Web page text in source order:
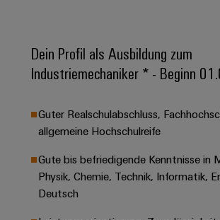
und
Fabrikautomation
Gas
Sicherer
Betrieb
mit
vernetzten
Lösungen
Industrial
Analytics
Automation
IoT
Industrial
Steuerungen
Systeme
Ethernet
Touch-
Trainings
und
Webinare
PSIRT
Digitale
Bestellmöglichkeiten
IIoT
and
Solution
Partner
Solution
Partner
Dein Profil als Ausbildung zum
Industriemechaniker * - Beginn
Guter Realschulabschluss,
allgemeine Hochschulreife
Gute bis befriedigende Kenntnisse in
Physik, Chemie, Technik, Informatik,
Deutsch